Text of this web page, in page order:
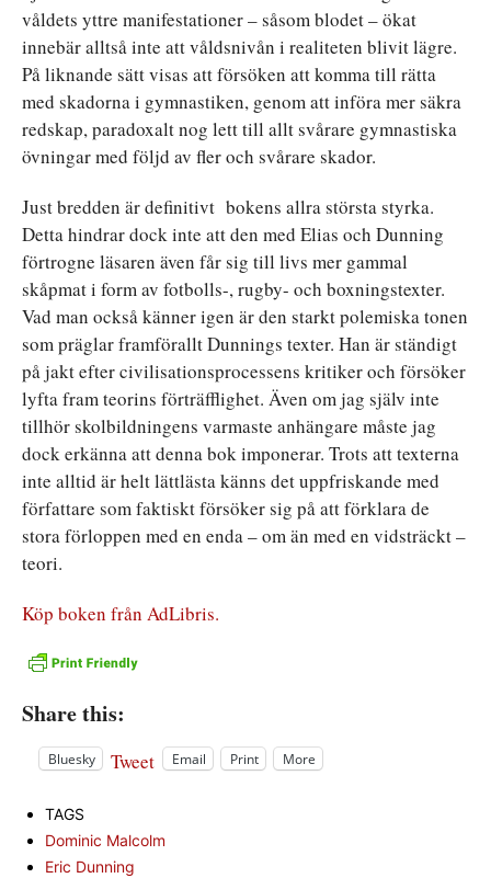
våldets yttre manifestationer – såsom blodet – ökat
innebär alltså inte att våldsnivån i realiteten blivit lägre.
På liknande sätt visas att försöken att komma till rätta
med skadorna i gymnastiken, genom att införa mer säkra
redskap, paradoxalt nog lett till allt svårare gymnastiska
övningar med följd av fler och svårare skador.
Just bredden är definitivt bokens allra största styrka.
Detta hindrar dock inte att den med Elias och Dunning
förtrogne läsaren även får sig till livs mer gammal
skåpmat i form av fotbolls-, rugby- och boxningstexter.
Vad man också känner igen är den starkt polemiska tonen
som präglar framförallt Dunnings texter. Han är ständigt
på jakt efter civilisationsprocessens kritiker och försöker
lyfta fram teorins förträfflighet. Även om jag själv inte
tillhör skolbildningens varmaste anhängare måste jag
dock erkänna att denna bok imponerar. Trots att texterna
inte alltid är helt lättlästa känns det uppfriskande med
författare som faktiskt försöker sig på att förklara de
stora förloppen med en enda – om än med en vidsträckt –
teori.
Köp boken från AdLibris.
Share this:
Bluesky Tweet Email Print More
TAGS
Dominic Malcolm
Eric Dunning